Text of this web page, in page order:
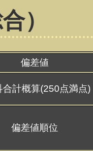
）
偏差値
合計概算(250点満点)
偏差値順位